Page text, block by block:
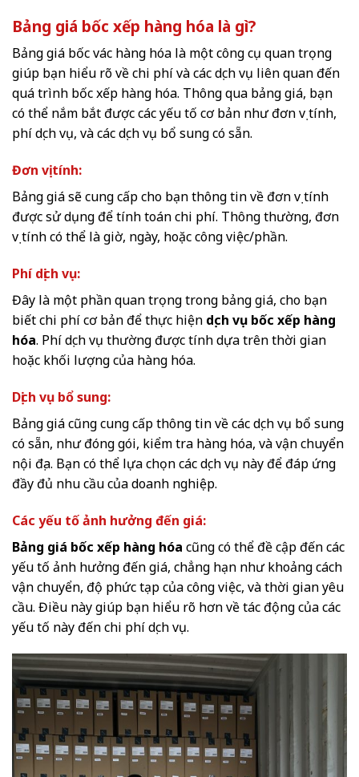
Bảng giá bốc xếp hàng hóa là gì?
Bảng giá bốc vác hàng hóa là một công cụ quan trọng
giúp bạn hiểu rõ về chi phí và các dịch vụ liên quan đến
quá trình bốc xếp hàng hóa. Thông qua bảng giá, bạn
có thể nắm bắt được các yếu tố cơ bản như đơn vị tính,
phí dịch vụ, và các dịch vụ bổ sung có sẵn.
Đơn vị tính:
Bảng giá sẽ cung cấp cho bạn thông tin về đơn vị tính
được sử dụng để tính toán chi phí. Thông thường, đơn
vị tính có thể là giờ, ngày, hoặc công việc/phần.
Phí dịch vụ:
Đây là một phần quan trọng trong bảng giá, cho bạn
biết chi phí cơ bản để thực hiện dịch vụ bốc xếp hàng
hóa. Phí dịch vụ thường được tính dựa trên thời gian
hoặc khối lượng của hàng hóa.
Dịch vụ bổ sung:
Bảng giá cũng cung cấp thông tin về các dịch vụ bổ sung
có sẵn, như đóng gói, kiểm tra hàng hóa, và vận chuyển
nội địa. Bạn có thể lựa chọn các dịch vụ này để đáp ứng
đầy đủ nhu cầu của doanh nghiệp.
Các yếu tố ảnh hưởng đến giá:
Bảng giá bốc xếp hàng hóa cũng có thể đề cập đến các
yếu tố ảnh hưởng đến giá, chẳng hạn như khoảng cách
vận chuyển, độ phức tạp của công việc, và thời gian yêu
cầu. Điều này giúp bạn hiểu rõ hơn về tác động của các
yếu tố này đến chi phí dịch vụ.